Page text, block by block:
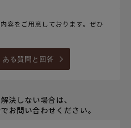
容をご用意しております。ぜひ
ある質問と回答
決しない場合は、
お問い合わせください。